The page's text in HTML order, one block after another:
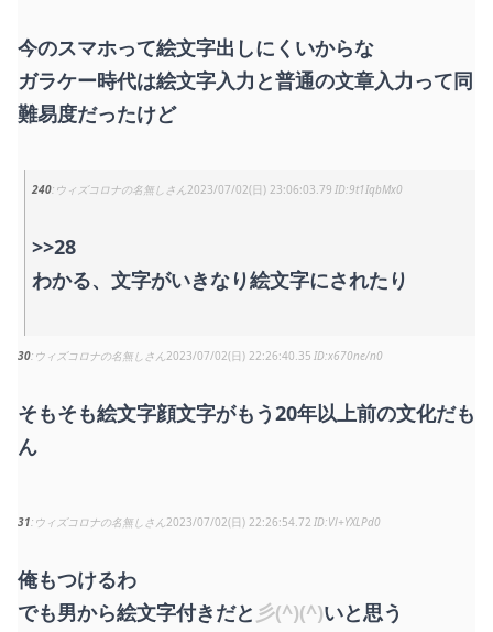
今のスマホって絵文字出しにくいからな
ガラケー時代は絵文字入力と普通の文章入力って同
難易度だったけど
240 ウィズコロナの名無しさん2023/07/02(日) 23:06:03.79 9t1IqbMx0
>>28
わかる、文字がいきなり絵文字にされたり
30 ウィズコロナの名無しさん2023/07/02(日) 22:26:40.35 x670ne/n0
そもそも絵文字顔文字がもう20年以上前の文化だも
ん
31 ウィズコロナの名無しさん2023/07/02(日) 22:26:54.72 Vl+YXLPd0
俺もつけるわ
でも男から絵文字付きだと 彡(^)(^)いと思う